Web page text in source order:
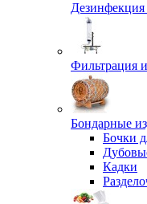
Фильтрация
Бондарные
Бочки
Кадки